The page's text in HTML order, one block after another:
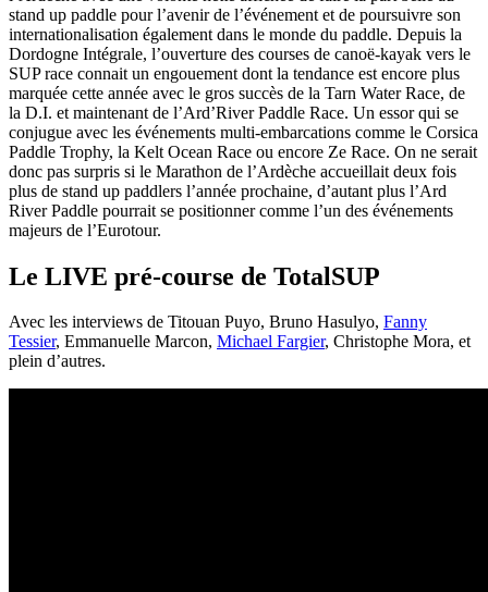
stand up paddle pour l’avenir de l’événement et de poursuivre son
internationalisation également dans le monde du paddle. Depuis la
Dordogne Intégrale, l’ouverture des courses de canoë-kayak vers le
SUP race connait un engouement dont la tendance est encore plus
marquée cette année avec le gros succès de la Tarn Water Race, de
la D.I. et maintenant de l’Ard’River Paddle Race. Un essor qui se
conjugue avec les événements multi-embarcations comme le Corsica
Paddle Trophy, la Kelt Ocean Race ou encore Ze Race. On ne serait
donc pas surpris si le Marathon de l’Ardèche accueillait deux fois
plus de stand up paddlers l’année prochaine, d’autant plus l’Ard
River Paddle pourrait se positionner comme l’un des événements
majeurs de l’Eurotour.
Le LIVE pré-course de TotalSUP
Avec les interviews de Titouan Puyo, Bruno Hasulyo, Fanny
Tessier, Emmanuelle Marcon, Michael Fargier, Christophe Mora, et
plein d’autres.